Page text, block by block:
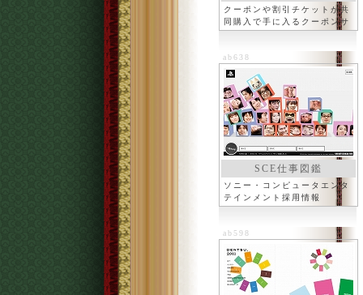
クーポンや割引チケットが共
同購入で手に入るクーポンサ
イト
ab638
SCE仕事図鑑
ソニー・コンピュータエンタ
テインメント採用情報
ab598